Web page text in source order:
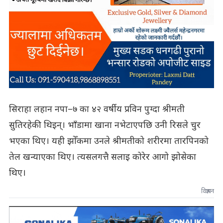
सिराहा लहान नपा–७ का ४२ वर्षीय प्रविन पुग्दा श्रीमती
सुतिरहेकी थिइन्। भाँडामा खाना नभेटाएपछि उनी रिसले चुर
भएका थिए। यही झोँकमा उनले श्रीमतीको शरीरमा तारपिनको
तेल खन्याएका थिए। त्यसलगत्तै सलाइ कोरेर आगो झोसेका
थिए।
विज्ञापन